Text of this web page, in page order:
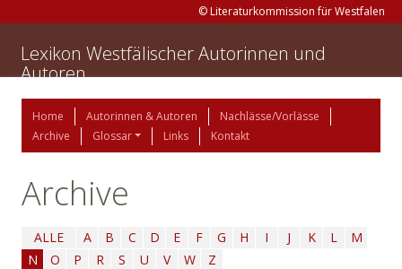
© Literaturkommission für Westfalen
Lexikon Westfälischer Autorinnen und
Autoren
Home Autorinnen & Autoren
Nachlässe/Vorlässe
Archive
Glossar Links Kontakt
Archive
ALLE A B C D E F G H I J K L
M
N
O P R S U V W Z